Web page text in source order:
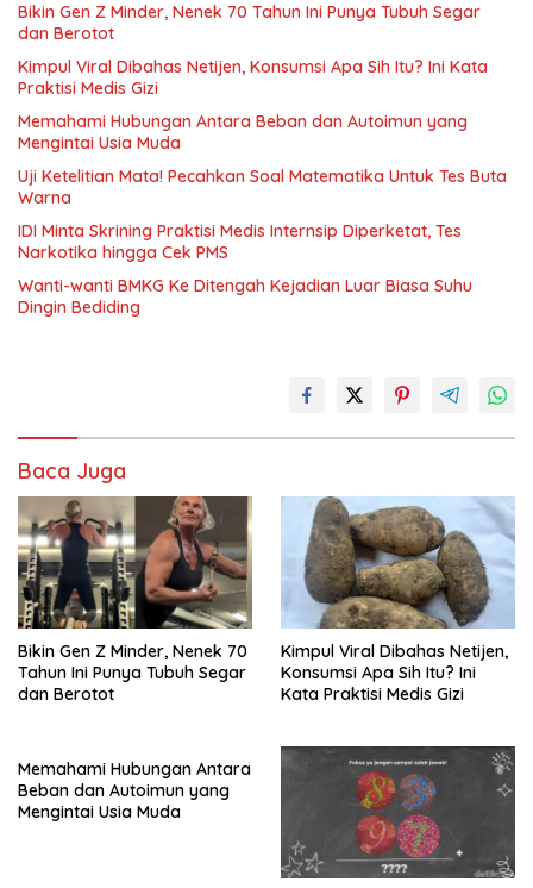
Bikin Gen Z Minder, Nenek 70 Tahun Ini Punya Tubuh Segar
dan Berotot
Kimpul Viral Dibahas Netijen, Konsumsi Apa Sih Itu? Ini Kata
Praktisi Medis Gizi
Memahami Hubungan Antara Beban dan Autoimun yang
Mengintai Usia Muda
Uji Ketelitian Mata! Pecahkan Soal Matematika Untuk Tes Buta
Warna
IDI Minta Skrining Praktisi Medis Internsip Diperketat, Tes
Narkotika hingga Cek PMS
Wanti-wanti BMKG Ke Ditengah Kejadian Luar Biasa Suhu
Dingin Bediding
Baca Juga
Bikin Gen Z Minder, Nenek 70
Tahun Ini Punya Tubuh Segar
dan Berotot
Kimpul Viral Dibahas Netijen,
Konsumsi Apa Sih Itu? Ini
Kata Praktisi Medis Gizi
Memahami Hubungan Antara
Beban dan Autoimun yang
Mengintai Usia Muda